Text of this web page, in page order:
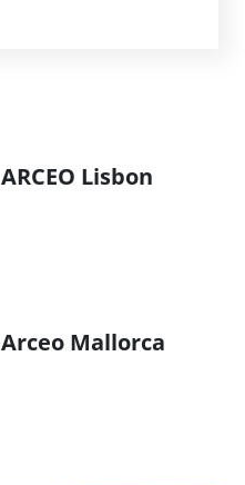
ARCEO Lisbon
Arceo Mallorca